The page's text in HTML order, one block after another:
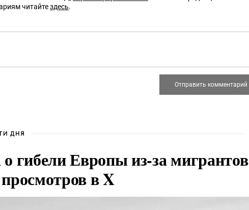
читайтездесь.
ДНЯ
гибели Европы из-за мигрантов
в X